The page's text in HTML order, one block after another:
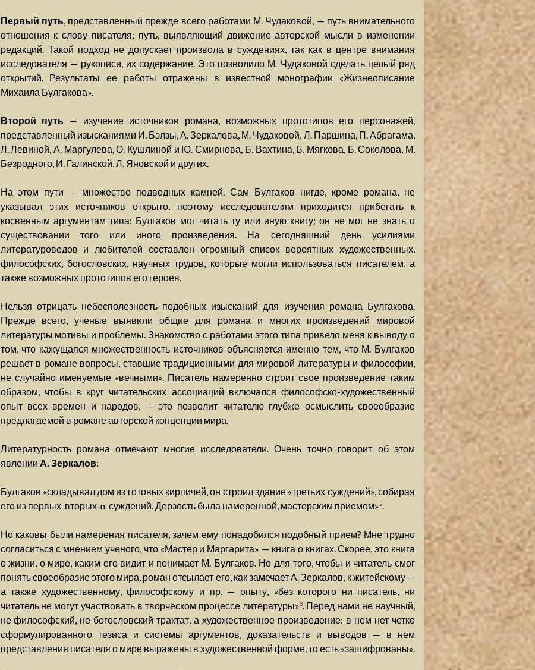
Первый путь, представленный прежде всего работами М. Чудаковой, — путь внимательного
отношения к слову писателя; путь, выявляющий движение авторской мысли в изменении
редакций. Такой подход не допускает произвола в суждениях, так как в центре внимания
исследователя — рукописи, их содержание. Это позволило М. Чудаковой сделать целый ряд
открытий. Результаты ее работы отражены в известной монографии «Жизнеописание
Михаила Булгакова».
Второй путь — изучение источников романа, возможных прототипов его персонажей,
представленный изысканиями И. Бэлзы, А. Зеркалова, М. Чудаковой, Л. Паршина, П. Абрагама,
Л. Левиной, А. Маргулева, О. Кушлиной и Ю. Смирнова, Б. Вахтина, Б. Мягкова, Б. Соколова, М.
Безродного, И. Галинской, Л. Яновской и других.
На этом пути — множество подводных камней. Сам Булгаков нигде, кроме романа, не
указывал этих источников открыто, поэтому исследователям приходится прибегать к
косвенным аргументам типа: Булгаков мог читать ту или иную книгу; он не мог не знать о
существовании того или иного произведения. На сегодняшний день усилиями
литературоведов и любителей составлен огромный список вероятных художественных,
философских, богословских, научных трудов, которые могли использоваться писателем, а
также возможных прототипов его героев.
Нельзя отрицать небесполезность подобных изысканий для изучения романа Булгакова.
Прежде всего, ученые выявили общие для романа и многих произведений мировой
литературы мотивы и проблемы. Знакомство с работами этого типа привело меня к выводу о
том, что кажущаяся множественность источников объясняется именно тем, что М. Булгаков
решает в романе вопросы, ставшие традиционными для мировой литературы и философии,
не случайно именуемые «вечными». Писатель намеренно строит свое произведение таким
образом, чтобы в круг читательских ассоциаций включался философско-художественный
опыт всех времен и народов, — это позволит читателю глубже осмыслить своеобразие
предлагаемой в романе авторской концепции мира.
Литературность романа отмечают многие исследователи. Очень точно говорит об этом
явлении А. Зеркалов:
Булгаков «складывал дом из готовых кирпичей, он строил здание «третьих суждений», собирая
его из первых-вторых-n-суждений. Дерзость была намеренной, мастерским приемом»2.
Но каковы были намерения писателя, зачем ему понадобился подобный прием? Мне трудно
согласиться с мнением ученого, что «Мастер и Маргарита» — книга о книгах. Скорее, это книга
о жизни, о мире, каким его видит и понимает М. Булгаков. Но для того, чтобы и читатель смог
понять своеобразие этого мира, роман отсылает его, как замечает А. Зеркалов, к житейскому —
а также художественному, философскому и пр. — опыту, «без которого ни писатель, ни
читатель не могут участвовать в творческом процессе литературы»3. Перед нами не научный,
не философский, не богословский трактат, а художественное произведение: в нем нет четко
сформулированного тезиса и системы аргументов, доказательств и выводов — в нем
представления писателя о мире выражены в художественной форме, то есть «зашифрованы».